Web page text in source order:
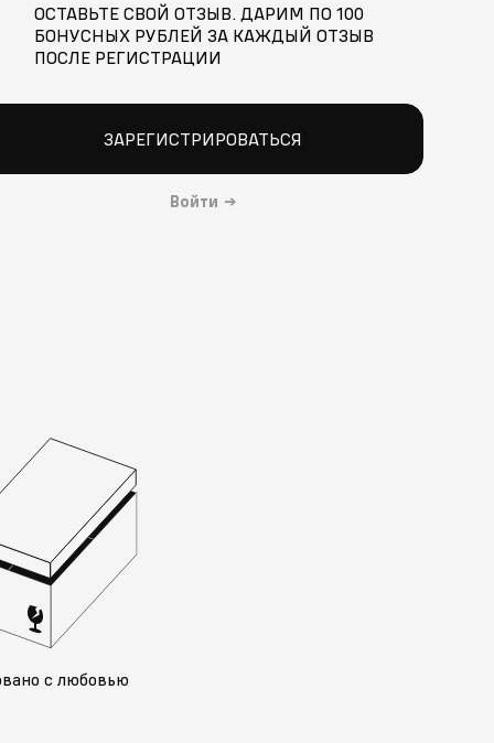
ОСТАВЬТЕ СВОЙ ОТЗЫВ. ДАРИМ ПО 100
БОНУСНЫХ РУБЛЕЙ ЗА КАЖДЫЙ ОТЗЫВ
ПОСЛЕ РЕГИСТРАЦИИ
ЗАРЕГИСТРИРОВАТЬСЯ
Войти →
с любовью